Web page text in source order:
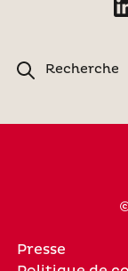
Recherche
Presse